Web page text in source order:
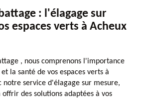
: l'élagage sur
espaces verts à Acheux
, nous comprenons l'importance
la santé de vos espaces verts à
notre service d'élagage sur mesure,
offrir des solutions adaptées à vos